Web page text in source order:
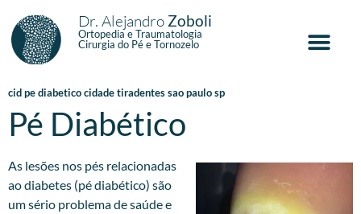
Dr. Alejandro Zoboli
Ortopedia e Traumatologia
Cirurgia do Pé e Tornozelo
cid pe diabetico cidade tiradentes sao paulo sp
Pé Diabético
As lesões nos pés relacionadas
ao diabetes (pé diabético) são
um sério problema de saúde e